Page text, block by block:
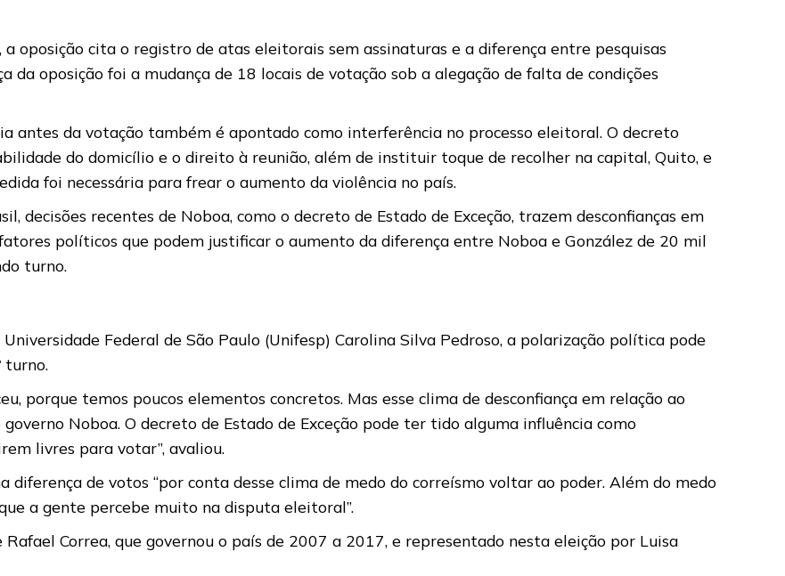
oposição cita o registro de atas eleitorais sem assinaturas e a diferença entre pesquisas
da oposição foi a mudança de 18 locais de votação sob a alegação de falta de condições
antes da votação também é apontado como interferência no processo eleitoral. O decreto
do domicílio e o direito à reunião, além de instituir toque de recolher na capital, Quito, e
foi necessária para frear o aumento da violência no país.
decisões recentes de Noboa, como o decreto de Estado de Exceção, trazem desconfianças em
políticos que podem justificar o aumento da diferença entre Noboa e González de 20 mil
turno.
Federal de São Paulo (Unifesp) Carolina Silva Pedroso, a polarização política pode
turno.
porque temos poucos elementos concretos. Mas esse clima de desconfiança em relação ao
Noboa. O decreto de Estado de Exceção pode ter tido alguma influência como
livres para votar”, avaliou.
diferença de votos “por conta desse clima de medo do correísmo voltar ao poder. Além do medo
a gente percebe muito na disputa eleitoral”.
Correa, que governou o país de 2007 a 2017, e representado nesta eleição por Luisa